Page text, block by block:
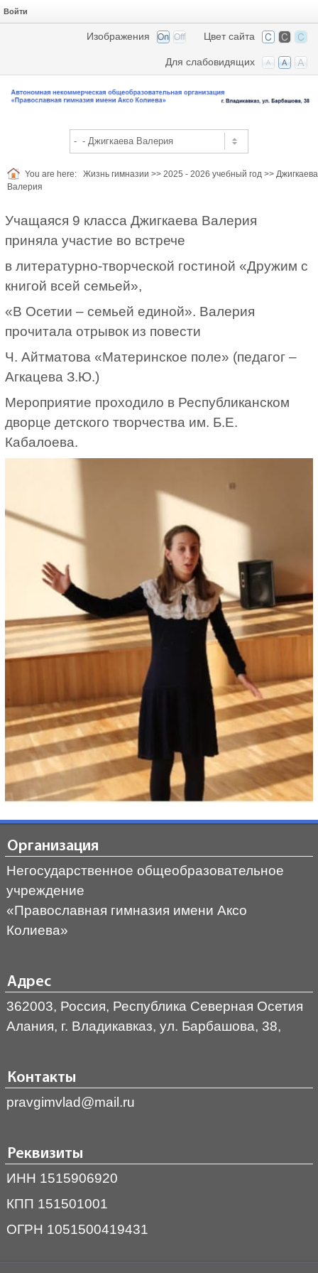
Войти
Цвет сайта
Изображения
Для слабовидящих
You are here: Жизнь гимназии >> 2025 - 2026 учебный год >> Джигкаева
Валерия
Учащаяся 9 класса Джигкаева Валерия
приняла участие во встрече
в литературно-творческой гостиной «Дружим с
книгой всей семьей»,
«В Осетии – семьей единой». Валерия
прочитала отрывок из повести
Ч. Айтматова «Материнское поле» (педагог –
Агкацева З.Ю.)
Мероприятие проходило в Республиканском
дворце детского творчества им. Б.Е.
Кабалоева.
Организация
Негосударственное общеобразовательное
учреждение
«Православная гимназия имени Аксо
Колиева»
Адрес
362003, Россия, Республика Северная Осетия
Алания, г. Владикавказ, ул. Барбашова, 38,
Контакты
pravgimvlad@mail.ru
Реквизиты
ИНН 1515906920
КПП 151501001
ОГРН 1051500419431